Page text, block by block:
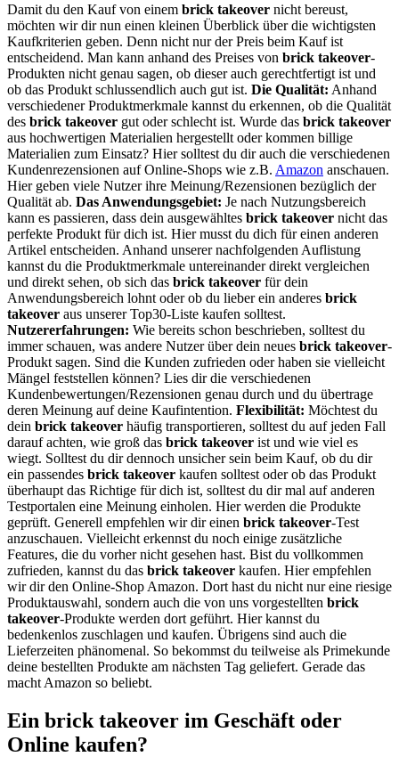
Damit du den Kauf von einem brick takeover nicht bereust,
möchten wir dir nun einen kleinen Überblick über die wichtigsten
Kaufkriterien geben. Denn nicht nur der Preis beim Kauf ist
entscheidend. Man kann anhand des Preises von brick takeover-
Produkten nicht genau sagen, ob dieser auch gerechtfertigt ist und
ob das Produkt schlussendlich auch gut ist. Die Qualität: Anhand
verschiedener Produktmerkmale kannst du erkennen, ob die Qualität
des brick takeover gut oder schlecht ist. Wurde das brick takeover
aus hochwertigen Materialien hergestellt oder kommen billige
Materialien zum Einsatz? Hier solltest du dir auch die verschiedenen
Kundenrezensionen auf Online-Shops wie z.B. Amazon anschauen.
Hier geben viele Nutzer ihre Meinung/Rezensionen bezüglich der
Qualität ab. Das Anwendungsgebiet: Je nach Nutzungsbereich
kann es passieren, dass dein ausgewähltes brick takeover nicht das
perfekte Produkt für dich ist. Hier musst du dich für einen anderen
Artikel entscheiden. Anhand unserer nachfolgenden Auflistung
kannst du die Produktmerkmale untereinander direkt vergleichen
und direkt sehen, ob sich das brick takeover für dein
Anwendungsbereich lohnt oder ob du lieber ein anderes brick
takeover aus unserer Top30-Liste kaufen solltest.
Nutzererfahrungen: Wie bereits schon beschrieben, solltest du
immer schauen, was andere Nutzer über dein neues brick takeover-
Produkt sagen. Sind die Kunden zufrieden oder haben sie vielleicht
Mängel feststellen können? Lies dir die verschiedenen
Kundenbewertungen/Rezensionen genau durch und du übertrage
deren Meinung auf deine Kaufintention. Flexibilität: Möchtest du
dein brick takeover häufig transportieren, solltest du auf jeden Fall
darauf achten, wie groß das brick takeover ist und wie viel es
wiegt. Solltest du dir dennoch unsicher sein beim Kauf, ob du dir
ein passendes brick takeover kaufen solltest oder ob das Produkt
überhaupt das Richtige für dich ist, solltest du dir mal auf anderen
Testportalen eine Meinung einholen. Hier werden die Produkte
geprüft. Generell empfehlen wir dir einen brick takeover-Test
anzuschauen. Vielleicht erkennst du noch einige zusätzliche
Features, die du vorher nicht gesehen hast. Bist du vollkommen
zufrieden, kannst du das brick takeover kaufen. Hier empfehlen
wir dir den Online-Shop Amazon. Dort hast du nicht nur eine riesige
Produktauswahl, sondern auch die von uns vorgestellten brick
takeover-Produkte werden dort geführt. Hier kannst du
bedenkenlos zuschlagen und kaufen. Übrigens sind auch die
Lieferzeiten phänomenal. So bekommst du teilweise als Primekunde
deine bestellten Produkte am nächsten Tag geliefert. Gerade das
macht Amazon so beliebt.
Ein brick takeover im Geschäft oder
Online kaufen?